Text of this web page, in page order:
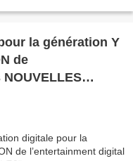
la génération Y
de